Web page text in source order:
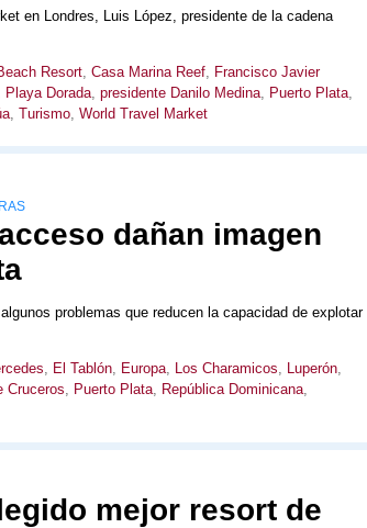
en Londres, Luis López, presidente de la cadena
Resort, Casa Marina Reef, Francisco Javier
Playa Dorada, presidente Danilo Medina, Puerto Plata,
, Turismo, World Travel Market
dañan imagen
problemas que reducen la capacidad de explotar
, El Tablón, Europa, Los Charamicos, Luperón,
Cruceros, Puerto Plata, República Dominicana,
mejor resort de